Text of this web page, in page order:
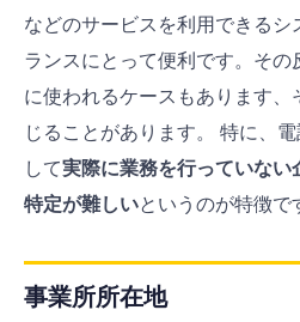
などのサービスを利用できるシ
ランスにとって便利です。その
に使われるケースもあります
じることがあります。 特に、
して実際に業務を行っていない
特定が難しいというのが特徴で
事業所所在地